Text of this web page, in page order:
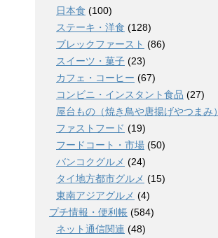
日本食 (100)
ステーキ・洋食 (128)
ブレックファースト (86)
スイーツ・菓子 (23)
カフェ・コーヒー (67)
コンビニ・インスタント食品 (27)
屋台もの（焼き鳥や唐揚げやつまみ）
ファストフード (19)
フードコート・市場 (50)
バンコクグルメ (24)
タイ地方都市グルメ (15)
東南アジアグルメ (4)
プチ情報・便利帳 (584)
ネット通信関連 (48)